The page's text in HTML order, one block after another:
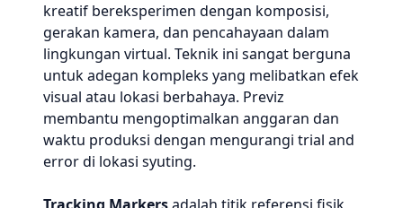
kreatif bereksperimen dengan komposisi,
gerakan kamera, dan pencahayaan dalam
lingkungan virtual. Teknik ini sangat berguna
untuk adegan kompleks yang melibatkan efek
visual atau lokasi berbahaya. Previz
membantu mengoptimalkan anggaran dan
waktu produksi dengan mengurangi trial and
error di lokasi syuting.